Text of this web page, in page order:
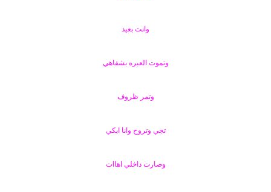
وانت بعيد
وتموت العبره بشفاهي
وتمر ظروف
تجي وتروح وانا ابكي
وصارت داخلي اهاات